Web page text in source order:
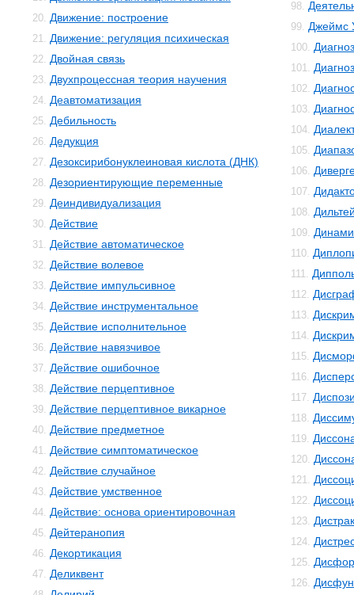
20. Движение: построение
21. Движение: регуляция психическая
22. Двойная связь
23. Двухпроцессная теория научения
24. Деавтоматизация
25. Дебильность
26. Дедукция
27. Дезоксирибонуклеиновая кислота (ДНК)
28. Дезориентирующие переменные
29. Деиндивидуализация
30. Действие
31. Действие автоматическое
32. Действие волевое
33. Действие импульсивное
34. Действие инструментальное
35. Действие исполнительное
36. Действие навязчивое
37. Действие ошибочное
38. Действие перцептивное
39. Действие перцептивное викарное
40. Действие предметное
41. Действие симптоматическое
42. Действие случайное
43. Действие умственное
44. Действие: основа ориентировочная
45. Дейтеранопия
46. Декортикация
47. Деликвент
98.
99. Джеймс
100. Диагноз
101.
102.
103.
104.
105.
106.
107.
108.
109.
110.
111.
112.
113.
114.
115.
116.
117.
118.
119.
120.
121.
122.
123.
124.
125.
126.